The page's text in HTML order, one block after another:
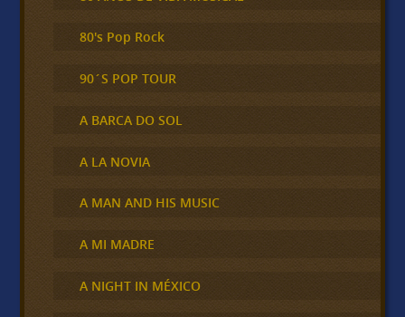
80's Pop Rock
90´S POP TOUR
A BARCA DO SOL
A LA NOVIA
A MAN AND HIS MUSIC
A MI MADRE
A NIGHT IN MÉXICO